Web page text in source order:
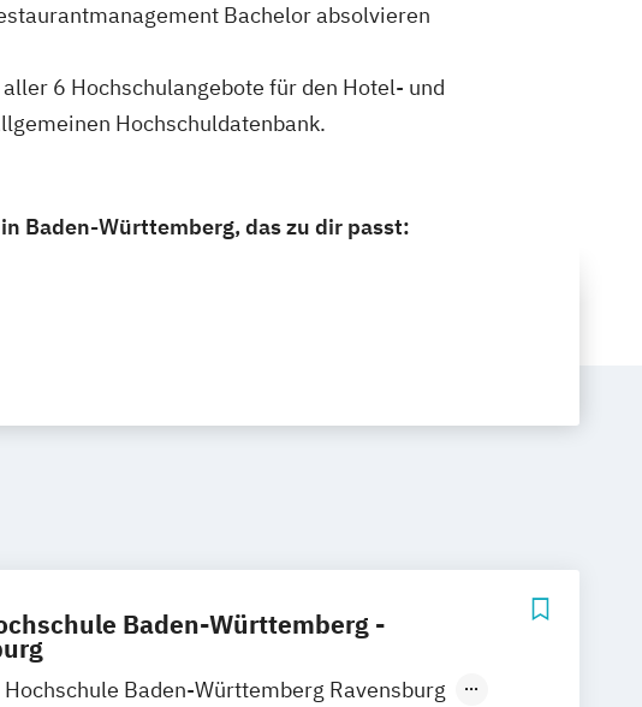
Bachelor absolvieren
6 Hochschulangebote für den Hotel- und
Hochschuldatenbank.
Baden-Württemberg, das zu dir passt:
Baden-Württemberg -
Hochschule Baden-Württemberg Ravensburg